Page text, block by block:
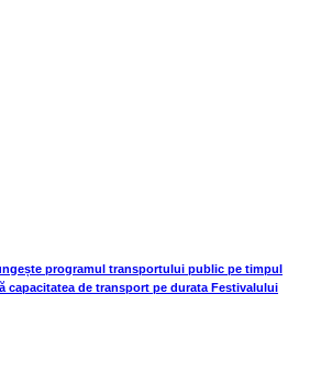
programul transportului public pe timpul
capacitatea de transport pe durata Festivalului